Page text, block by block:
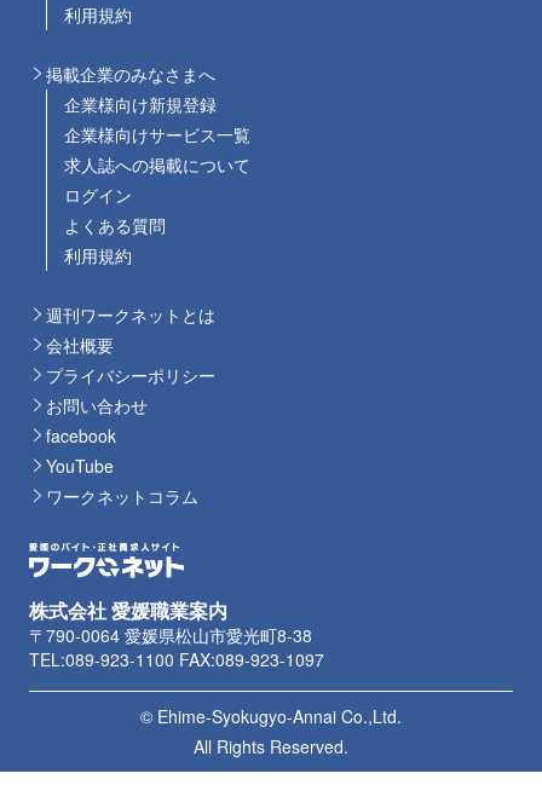
利用規約
掲載企業のみなさまへ
企業様向け新規登録
企業様向けサービス一覧
求人誌への掲載について
ログイン
よくある質問
利用規約
週刊ワークネットとは
会社概要
プライバシーポリシー
お問い合わせ
facebook
YouTube
ワークネットコラム
株式会社 愛媛職業案内
〒790-0064 愛媛県松山市愛光町8-38
TEL:089-923-1100 FAX:089-923-1097
© Ehime-Syokugyo-Annai Co.,Ltd.
All Rights Reserved.